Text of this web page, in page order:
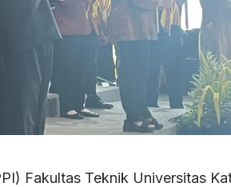
Fakultas Teknik Universitas